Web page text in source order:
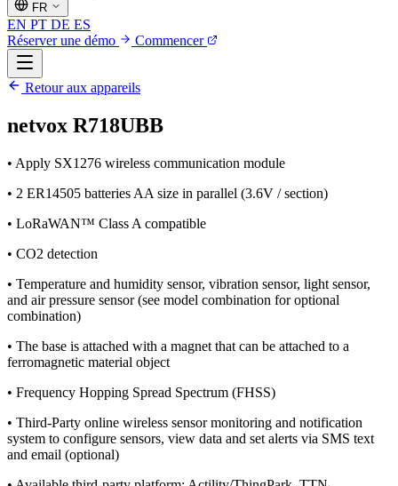
FR
EN PT DE ES
Réserver une démo
Commencer
Retour aux appareils
netvox R718UBB
• Apply SX1276 wireless communication module
• 2 ER14505 batteries AA size in parallel (3.6V / section)
• LoRaWAN™ Class A compatible
• CO2 detection
• Temperature and humidity sensor, vibration sensor, light sensor,
and air pressure sensor (see model combination for optional
combination)
• The base is attached with a magnet that can be attached to a
ferromagnetic material object
• Frequency Hopping Spread Spectrum (FHSS)
• Third-Party online wireless sensor monitoring and notification
system to configure sensors, view data and set alerts via SMS text
and email (optional)